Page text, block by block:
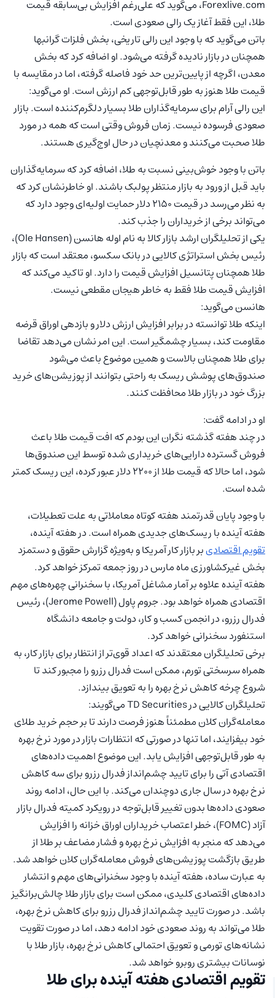
Forexlive.com، می‌گوید که علی‌رغم افزایش بی‌سابقه قیمت
طلا، این فقط آغاز یک رالی صعودی است.
باتن می‌گوید که با وجود این رالی تاریخی، بخش فلزات گرانبها
همچنان در بازار نادیده گرفته می‌شود. او اضافه کرد که بخش
معدن، اگرچه از پایین‌ترین حد خود فاصله گرفته، اما در مقایسه با
قیمت طلا هنوز به طور قابل‌توجهی کم ارزش است. او می‌گوید:
این رالی آرام برای سرمایه‌گذاران طلا بسیار دلگرم‌کننده است. بازار
صعودی فرسوده نیست. زمان فروش وقتی است که همه در مورد
طلا صحبت می‌کنند و معدنچیان در حال اوج‌گیری هستند.
باتن با وجود خوش‌بینی نسبت به طلا، اضافه کرد که سرمایه‌گذاران
باید قبل از ورود به بازار منتظر پولبک باشند. او خاطرنشان کرد که
به نظر می‌رسد در قیمت 2150 دلار حمایت اولیه‌ای وجود دارد که
می‌تواند برخی از خریداران را جذب کند.
یکی از تحلیلگران ارشد بازار کالا به نام اوله هانسن (Ole Hansen)،
رئیس بخش استراتژی کالایی در بانک سکسو، معتقد است که بازار
طلا همچنان پتانسیل افزایش قیمت را دارد. او تاکید می‌کند که
افزایش قیمت طلا فقط به خاطر هیجان مقطعی نیست.
هانسن می‌گوید:
اینکه طلا توانسته در برابر افزایش ارزش دلار و بازدهی اوراق قرضه
مقاومت کند، بسیار چشمگیر است. این امر نشان می‌دهد تقاضا
برای طلا همچنان بالاست و همین موضوع باعث می‌شود
صندوق‌های پوشش ریسک به راحتی بتوانند از پوزیشن‌های خرید
بزرگ خود در بازار طلا محافظت کنند.
او در ادامه گفت:
در چند هفته گذشته نگران این بودم که افت قیمت طلا باعث
فروش گسترده دارایی‌های خریداری شده توسط این صندوق‌ها
شود، اما حالا که قیمت طلا از ۲۲۰۰ دلار عبور کرده، این ریسک کمتر
شده است.
با وجود پایان قدرتمند هفته کوتاه معاملاتی به علت تعطیلات،
هفته آینده با ریسک‌های جدیدی همراه است. در هفته آینده،
تقویم اقتصادیبر بازار کار آمریکا و به‌ویژه گزارش حقوق و دستمزد
بخش غیرکشاورزی ماه مارس در روز جمعه تمرکز خواهد کرد.
هفته آینده علاوه بر آمار مشاغل آمریکا، با سخنرانی چهره‌های مهم
اقتصادی همراه خواهد بود. جروم پاول (Jerome Powell)، رئیس
فدرال رزرو، در انجمن کسب و کار، دولت و جامعه دانشگاه
استنفورد سخنرانی خواهد کرد.
برخی تحلیلگران معتقدند که اعداد قوی‌تر از انتظار برای بازار کار، به
همراه سرسختی تورم، ممکن است فدرال رزرو را مجبور کند تا
شروع چرخه کاهش نرخ بهره را به تعویق بیندازد.
تحلیلگران کالایی در TD Securities می‌گویند:
معامله‌گران کلان مطمئناً هنوز فرصت دارند تا بر حجم خرید طلای
خود بیفزایند، اما تنها در صورتی که انتظارات بازار در مورد نرخ بهره
به طور قابل‌توجهی افزایش یابد. این موضوع اهمیت داده‌های
اقتصادی آتی را برای تایید چشم‌انداز فدرال رزرو برای سه کاهش
نرخ بهره در سال جاری دوچندان می‌کند. با این حال، ادامه روند
صعودی داده‌ها بدون تغییر قابل‌توجه در رویکرد کمیته فدرال بازار
آزاد (FOMC)، خطر اعتصاب خریداران اوراق خزانه را افزایش
می‌دهد که منجر به افزایش نرخ بهره و فشار مضاعف بر طلا از
طریق بازگشت پوزیشن‌های فروش معامله‌گران کلان خواهد شد.
به عبارت ساده، هفته آینده با وجود سخنرانی‌های مهم و انتشار
داده‌های اقتصادی کلیدی، ممکن است برای بازار طلا چالش‌برانگیز
باشد. در صورت تایید چشم‌انداز فدرال رزرو برای کاهش نرخ بهره،
طلا می‌تواند به روند صعودی خود ادامه دهد، اما در صورت تقویت
نشانه‌های تورمی و تعویق احتمالی کاهش نرخ بهره، بازار طلا با
نوسانات بیشتری روبرو خواهد شد.
تقویم اقتصادی هفته آینده برای طلا